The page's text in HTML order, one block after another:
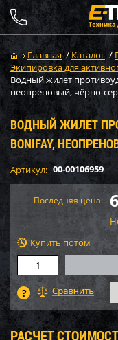
Главная / Каталог /
Экипировка для
Водный жилет
неопреновый, чёрно-
ВОДНЫЙ ЖИЛЕТ
BONIFAY,
Артикул: 00-00106959
Последняя цена:
Купить потом
РАСЧЕТ